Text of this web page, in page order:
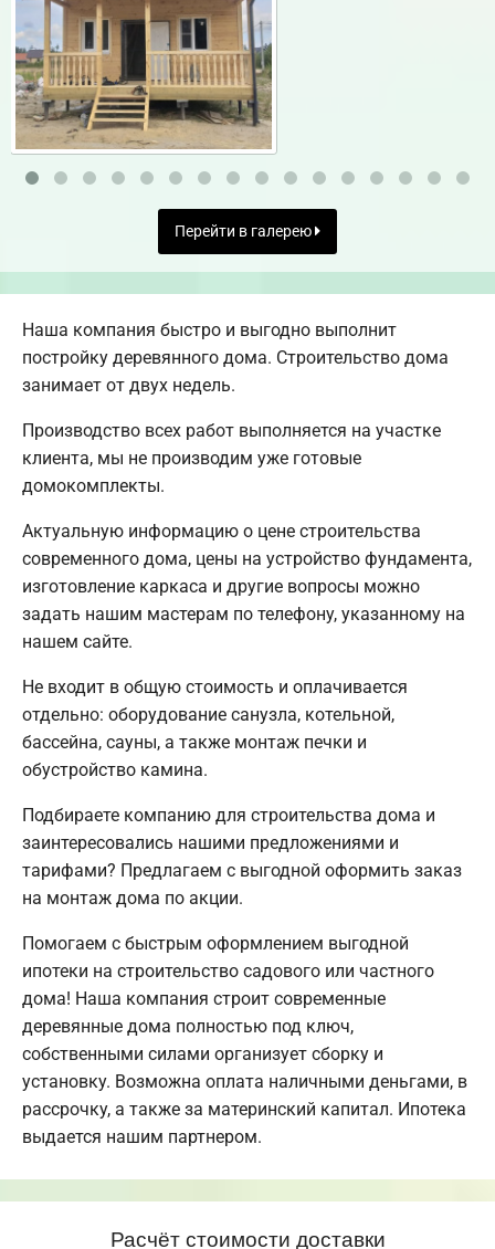
Перейти в галерею
Наша компания быстро и выгодно выполнит
постройку деревянного дома. Строительство дома
занимает от двух недель.
Производство всех работ выполняется на участке
клиента, мы не производим уже готовые
домокомплекты.
Актуальную информацию о цене строительства
современного дома, цены на устройство фундамента,
изготовление каркаса и другие вопросы можно
задать нашим мастерам по телефону, указанному на
нашем сайте.
Не входит в общую стоимость и оплачивается
отдельно: оборудование санузла, котельной,
бассейна, сауны, а также монтаж печки и
обустройство камина.
Подбираете компанию для строительства дома и
заинтересовались нашими предложениями и
тарифами? Предлагаем с выгодной оформить заказ
на монтаж дома по акции.
Помогаем с быстрым оформлением выгодной
ипотеки на строительство садового или частного
дома! Наша компания строит современные
деревянные дома полностью под ключ,
собственными силами организует сборку и
установку. Возможна оплата наличными деньгами, в
рассрочку, а также за материнский капитал. Ипотека
выдается нашим партнером.
Расчёт стоимости доставки